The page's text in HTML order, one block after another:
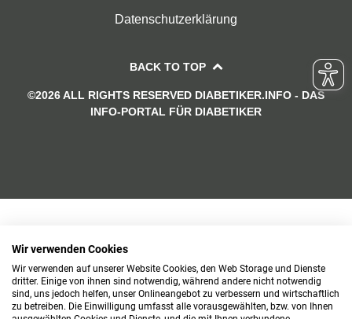
Datenschutzerklärung
BACK TO TOP
©2026 ALL RIGHTS RESERVED DIABETIKER.INFO - DAS
INFO-PORTAL FÜR DIABETIKER
Wir verwenden Cookies
Wir verwenden auf unserer Website Cookies, den Web Storage und Dienste
dritter. Einige von ihnen sind notwendig, während andere nicht notwendig
sind, uns jedoch helfen, unser Onlineangebot zu verbessern und wirtschaftlich
zu betreiben. Die Einwilligung umfasst alle vorausgewählten, bzw. von Ihnen